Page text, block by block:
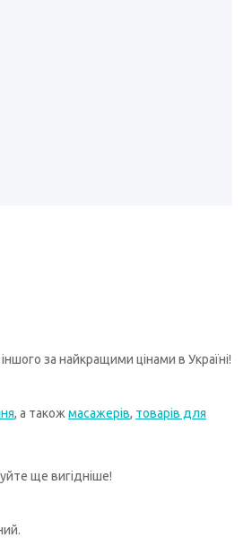
за найкращими цінами в Україні!
, а також масажерів, товарів для
ще вигідніше!